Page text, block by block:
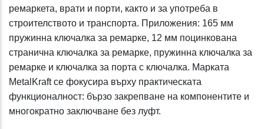
ремаркета, врати и порти, както и за употреба в
строителството и транспорта. Приложения: 165 мм
пружинна ключалка за ремарке, 12 мм поцинкована
странична ключалка за ремарке, пружинна ключалка за
ремарке и ключалка за порта с ключалка. Марката
MetalKraft се фокусира върху практическата
функционалност: бързо закрепване на компонентите и
многократно заключване без луфт.